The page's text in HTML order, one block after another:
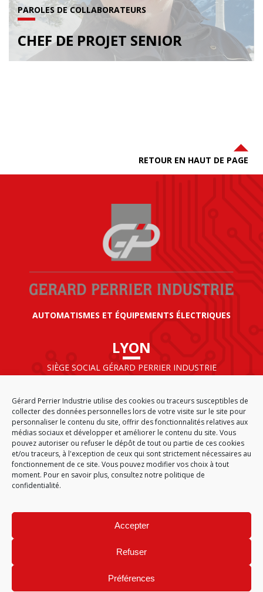
Gérard Perrier Industrie utilise des cookies ou traceurs susceptibles de
collecter des données personnelles lors de votre visite sur le site pour
personnaliser le contenu du site, offrir des fonctionnalités relatives aux
médias sociaux et développer et améliorer le contenu du site. Vous
pouvez autoriser ou refuser le dépôt de tout ou partie de ces cookies
et/ou traceurs, à l'exception de ceux qui sont strictement nécessaires au
fonctionnement de ce site. Vous pouvez modifier vos choix à tout
moment. Pour en savoir plus, consultez notre politique de
confidentialité.
Accepter
Refuser
Préférences
PAROLES DE COLLABORATEURS
CHEF DE PROJET SENIOR
RETOUR EN HAUT DE PAGE
AUTOMATISMES ET ÉQUIPEMENTS ÉLECTRIQUES
LYON
SIÈGE SOCIAL GÉRARD PERRIER INDUSTRIE
69125 LYON AÉROPORT SAINT EXUPÉRY
FRANCE
ACCUEIL CGA PLAN DU SITE
MENTIONS LÉGALES
DONNÉES PERSONNELLES
GÉRARD PERRIER INDUSTRIE – TOUS DROITS RÉSERVÉS
Site réalisé par